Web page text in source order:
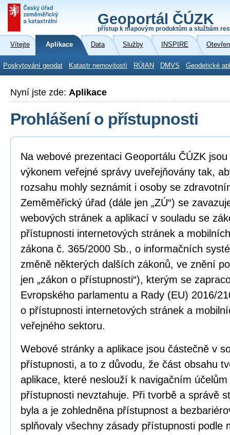
Geoportál ČÚZK
přístup k mapovým produktům a službám
Vítejte Aplikace Data Služby INSPIRE
Poskytování geodat Katastr nemovitostí RÚIAN DMVS Geodetické
Nyní jste zde: Aplikace
Prohlášení o přístupnosti
Na webové prezentaci Geoportálu ČÚZK
výkonem veřejné správy uveřejňovány tak,
rozsahu mohly seznámit i osoby se
Zeměměřický úřad (dále jen „ZÚ“) se
webových stránek a aplikací v souladu se
přístupnosti internetových stránek a
zákona č. 365/2000 Sb., o informačních
změně některých dalších zákonů, ve znění
jen „zákon o přístupnosti“), kterým se
Evropského parlamentu a Rady (EU) 2016/
o přístupnosti internetových stránek a
veřejného sektoru.
Webové stránky a aplikace jsou částečně v
přístupnosti, a to z důvodu, že část obsahu
aplikace, které neslouží k navigačním
přístupnosti nevztahuje. Při tvorbě a správě
byla a je zohledněna přístupnost a
splňovaly všechny zásady přístupnosti podle